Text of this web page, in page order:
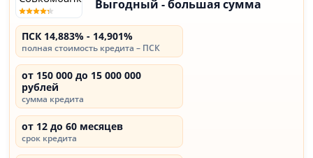
Выгодный - большая сумма
ПСК 14,883% - 14,901%
полная стоимость кредита – ПСК
от 150 000 до 15 000 000
рублей
сумма кредита
от 12 до 60 месяцев
срок кредита